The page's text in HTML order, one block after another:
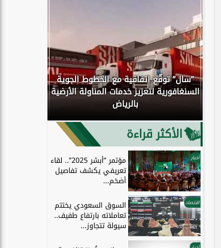
”سال” توقّع اتفاقية مع الخطوط الجوية
السنغافورية لتعزيز خدمات المناولة الأرضية
بالرياض
الأكثر قراءة
أخبار مؤتمر ”أبشر 2025”.. لقاء
تعريفي يكشف تفاصيل
أضخم...
اقتصاد السوق السعودي يختتم
تعاملاته بارتفاع طفيف..
سيولة تتجاوز...